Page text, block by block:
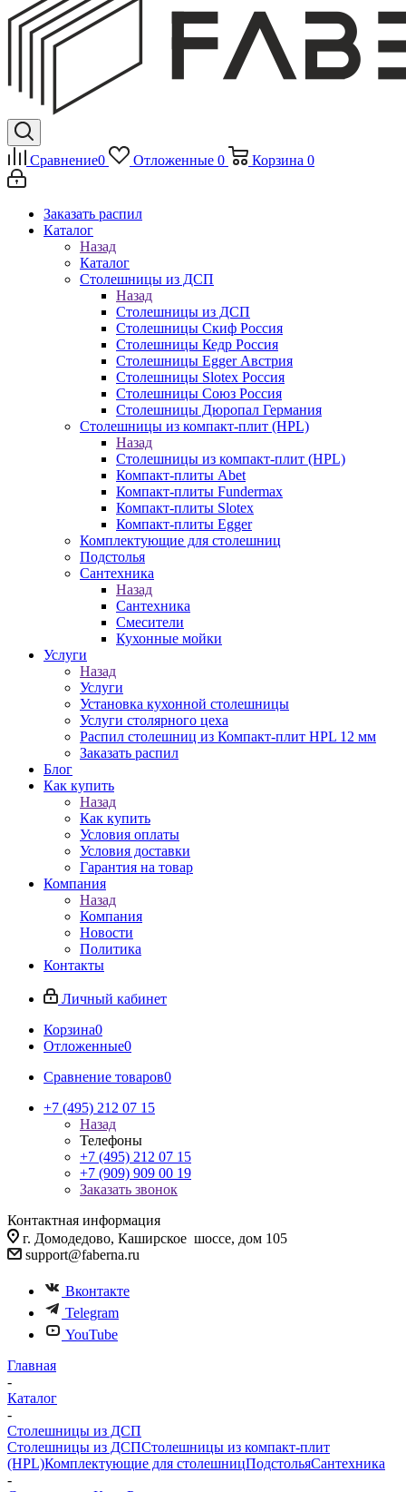
Сравнение0 Отложенные 0 Корзина 0
Заказать распил
Каталог
Назад
Каталог
Столешницы из ДСП
Назад
Столешницы из ДСП
Столешницы Скиф Россия
Столешницы Кедр Россия
Столешницы Egger Австрия
Столешницы Slotex Россия
Столешницы Союз Россия
Столешницы Дюропал Германия
Столешницы из компакт-плит (HPL)
Назад
Столешницы из компакт-плит (HPL)
Компакт-плиты Abet
Компакт-плиты Fundermax
Компакт-плиты Slotex
Компакт-плиты Egger
Комплектующие для столешниц
Подстолья
Сантехника
Назад
Сантехника
Смесители
Кухонные мойки
Услуги
Назад
Услуги
Установка кухонной столешницы
Услуги столярного цеха
Распил столешниц из Компакт-плит HPL 12 мм
Заказать распил
Блог
Как купить
Назад
Как купить
Условия оплаты
Условия доставки
Гарантия на товар
Компания
Назад
Компания
Новости
Политика
Контакты
Личный кабинет
Корзина0
Отложенные0
Сравнение товаров0
+7 (495) 212 07 15
Назад
Телефоны
+7 (495) 212 07 15
+7 (909) 909 00 19
Заказать звонок
Контактная информация
г. Домодедово, Каширское шоссе, дом 105
support@faberna.ru
Вконтакте
Telegram
YouTube
Главная
-
Каталог
-
Столешницы из ДСП
Столешницы из ДСПСтолешницы из компакт-плит
(HPL)Комплектующие для столешницПодстольяСантехника
-